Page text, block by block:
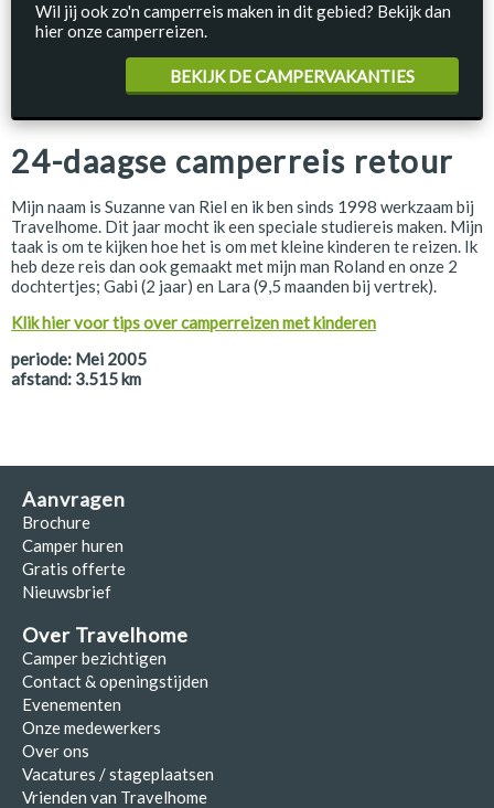
24-daagse camperreis retour
Mijn naam is Suzanne van Riel en ik ben sinds 1998 werkzaam bij
Travelhome. Dit jaar mocht ik een speciale studiereis maken. Mijn
taak is om te kijken hoe het is om met kleine kinderen te reizen. Ik
heb deze reis dan ook gemaakt met mijn man Roland en onze 2
dochtertjes; Gabi (2 jaar) en Lara (9,5 maanden bij vertrek).
Klik hier voor tips over camperreizen met kinderen
periode: Mei 2005
afstand: 3.515km
Wil jij ook zo'n camperreis maken in dit gebied? Bekijk dan
hier onze camperreizen.
BEKIJK DE CAMPERVAKANTIES
Aanvragen
Brochure
Camper huren
Gratis offerte
Nieuwsbrief
Over Travelhome
Camper bezichtigen
Contact & openingstijden
Evenementen
Onze medewerkers
Over ons
Vacatures / stageplaatsen
Vrienden van Travelhome